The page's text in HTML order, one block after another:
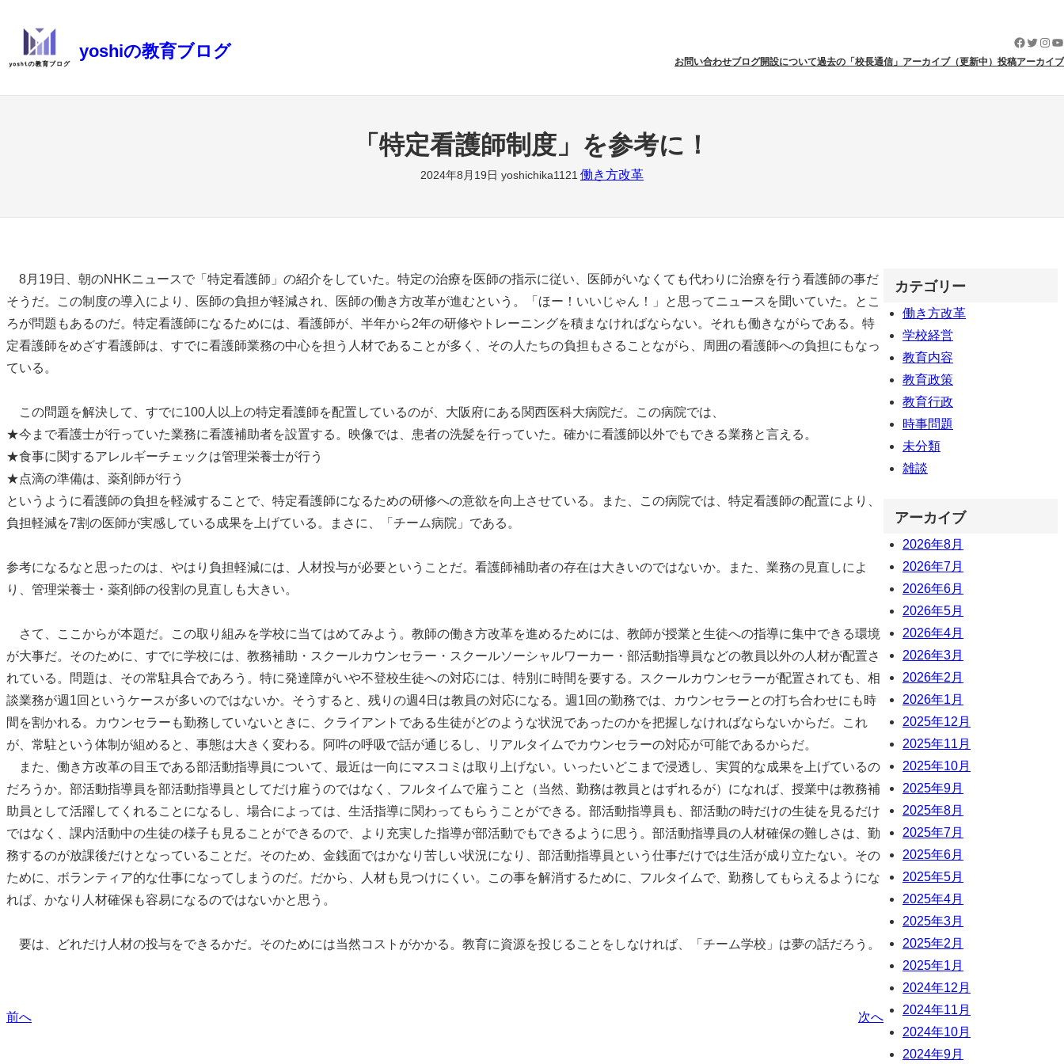
を
yoshiの教育ブログ Twitter
お問い合わせブログ開設について過去の「校長通信」アーカイブ（更新中） 投稿アーカイブ
「特定看護師制度」を参考に！
2024年8月19日 yoshichika1121 働き方改革
8月19日、朝のNHKニュースで「特定看護師」の紹介をしていた。特定の治療を医師の指示に従い、医師がいなくても代わりに治療を行う看護師の事だ
そうだ。この制度の導入により、医師の負担が軽減され、医師の働き方改革が進むという。「ほー！いいじゃん！」と思ってニュースを聞いていた。とこ
ろが問題もあるのだ。特定看護師になるためには、看護師が、半年から2年の研修やトレーニングを積まなければならない。それも働きながらである。特
定看護師をめざす看護師は、すでに看護師業務の中心を担う人材であることが多く、その人たちの負担もさることながら、周囲の看護師への負担にもなっ
ている。
この問題を解決して、すでに100人以上の特定看護師を配置しているのが、大阪府にある関西医科大病院だ。この病院では、
★今まで看護士が行っていた業務に看護補助者を設置する。映像では、患者の洗髪を行っていた。確かに看護師以外でもできる業務と言える。
★食事に関するアレルギーチェックは管理栄養士が行う
★点滴の準備は、薬剤師が行う
というように看護師の負担を軽減することで、特定看護師になるための研修への意欲を向上させている。また、この病院では、特定看護師の配置により、
負担軽減を7割の医師が実感している成果を上げている。まさに、「チーム病院」である。
参考になるなと思ったのは、やはり負担軽減には、人材投与が必要ということだ。看護師補助者の存在は大きいのではないか。また、業務の見直しによ
り、管理栄養士・薬剤師の役割の見直しも大きい。
さて、ここからが本題だ。この取り組みを学校に当てはめてみよう。教師の働き方改革を進めるためには、教師が授業と生徒への指導に集中できる環境
が大事だ。そのために、すでに学校には、教務補助・スクールカウンセラー・スクールソーシャルワーカー・部活動指導員などの教員以外の人材が配置さ
れている。問題は、その常駐具合であろう。特に発達障がいや不登校生徒への対応には、特別に時間を要する。スクールカウンセラーが配置されても、相
談業務が週1回というケースが多いのではないか。そうすると、残りの週4日は教員の対応になる。週1回の勤務では、カウンセラーとの打ち合わせにも時
間を割かれる。カウンセラーも勤務していないときに、クライアントである生徒がどのような状況であったのかを把握しなければならないからだ。これ
が、常駐という体制が組めると、事態は大きく変わる。阿吽の呼吸で話が通じるし、リアルタイムでカウンセラーの対応が可能であるからだ。
また、働き方改革の目玉である部活動指導員について、最近は一向にマスコミは取り上げない。いったいどこまで浸透し、実質的な成果を上げているの
だろうか。部活動指導員を部活動指導員としてだけ雇うのではなく、フルタイムで雇うこと（当然、勤務は教員とはずれるが）になれば、授業中は教務補
助員として活躍してくれることになるし、場合によっては、生活指導に関わってもらうことができる。部活動指導員も、部活動の時だけの生徒を見るだけ
ではなく、課内活動中の生徒の様子も見ることができるので、より充実した指導が部活動でもできるように思う。部活動指導員の人材確保の難しさは、勤
務するのが放課後だけとなっていることだ。そのため、金銭面ではかなり苦しい状況になり、部活動指導員という仕事だけでは生活が成り立たない。その
ために、ボランティア的な仕事になってしまうのだ。だから、人材も見つけにくい。この事を解消するために、フルタイムで、勤務してもらえるようにな
れば、かなり人材確保も容易になるのではないかと思う。
要は、どれだけ人材の投与をできるかだ。そのためには当然コストがかかる。教育に資源を投じることをしなければ、「チーム学校」は夢の話だろう。
前へ 次へ
カテゴリー
働き方改革
学校経営
教育内容
教育政策
教育行政
時事問題
未分類
雑談
アーカイブ
2026年8月
2026年7月
2026年6月
2026年5月
2026年4月
2026年3月
2026年2月
2026年1月
2025年12月
2025年11月
2025年10月
2025年9月
2025年8月
2025年7月
2025年6月
2025年5月
2025年4月
2025年3月
2025年2月
2025年1月
2024年12月
2024年11月
2024年10月
2024年9月